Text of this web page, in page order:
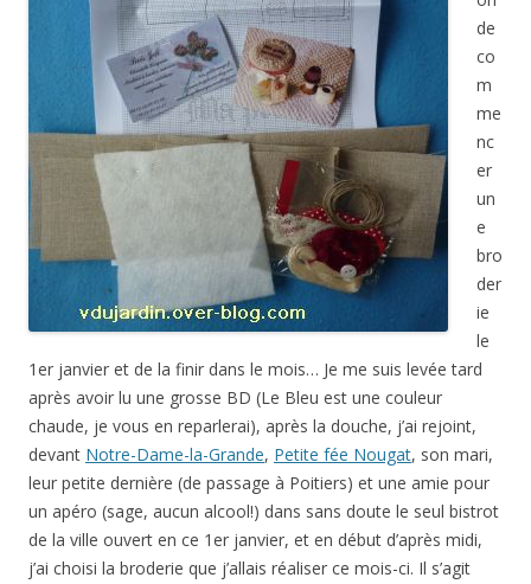
de
co
m
me
nc
er
un
e
bro
der
ie
le
1er janvier et de la finir dans le mois… Je me suis levée tard
après avoir lu une grosse BD (Le Bleu est une couleur
chaude, je vous en reparlerai), après la douche, j’ai rejoint,
devant Notre-Dame-la-Grande, Petite fée Nougat, son mari,
leur petite dernière (de passage à Poitiers) et une amie pour
un apéro (sage, aucun alcool!) dans sans doute le seul bistrot
de la ville ouvert en ce 1er janvier, et en début d’après midi,
j’ai choisi la broderie que j’allais réaliser ce mois-ci. Il s’agit